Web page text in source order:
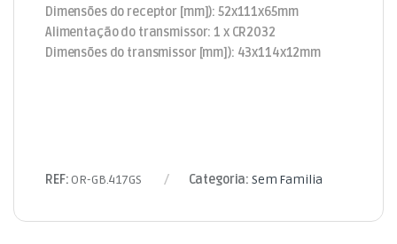
Dimensões do receptor [mm]): 52x111x65mm
Alimentação do transmissor: 1 x CR2032
Dimensões do transmissor [mm]): 43x114x12mm
REF:OR-GB.417GS Categoria: Sem Familia